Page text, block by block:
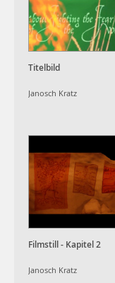
Titelbild
Janosch Kratz
Filmstill - Kapitel 2
Janosch Kratz